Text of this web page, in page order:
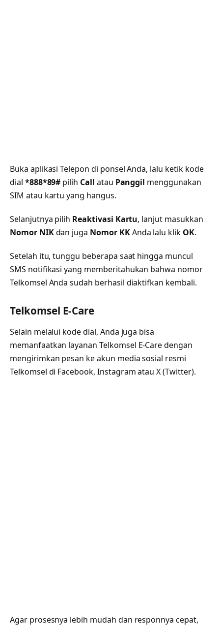
Buka aplikasi Telepon di ponsel Anda, lalu ketik kode
dial *888*89# pilih Call atau Panggil menggunakan
SIM atau kartu yang hangus.
Selanjutnya pilih Reaktivasi Kartu, lanjut masukkan
Nomor NIKdan juga Nomor KKAnda lalu klik OK.
Setelah itu, tunggu beberapa saat hingga muncul
SMS notifikasi yang memberitahukan bahwa nomor
Telkomsel Anda sudah berhasil diaktifkan kembali.
Telkomsel E-Care
Selain melalui kode dial, Anda juga bisa
memanfaatkan layanan Telkomsel E-Care dengan
mengirimkan pesan ke akun media sosial resmi
Telkomsel di Facebook, Instagram atau X (Twitter).
Agar prosesnya lebih mudah dan responnya cepat,